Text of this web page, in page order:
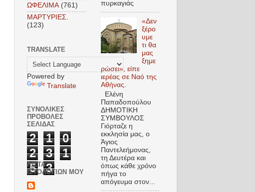
ΩΦΕΛΙΜΑ (761)
MAΡΤΥΡΙΕΣ.
(123)
TRANSLATE
Powered by
Translate
ΣΥΝΟΛΙΚΈΣ
ΠΡΟΒΟΛΈΣ
ΣΕΛΊΔΑΣ
2 1
0
2
3
1
5
3
ΛΙΣΤΑ
ΙΣΤΟΛΟΓΙΩΝ ΜΟΥ
πυρκαγιάς
«Δεν
ξέρο
υμε
τι θα
μας
ξημε
ρώσει», είπε
ιερέας σε Ναό της
Αθήνας.
Ελένη
Παπαδοπούλου
ΔΗΜΟΤΙΚΗ
ΣΥΜΒΟΥΛΟΣ
Γιόρταζε η
εκκλησία μας, ο
Άγιος
Παντελεήμονας,
τη Δευτέρα και
όπως κάθε χρόνο
πήγα το
απόγευμα στον...